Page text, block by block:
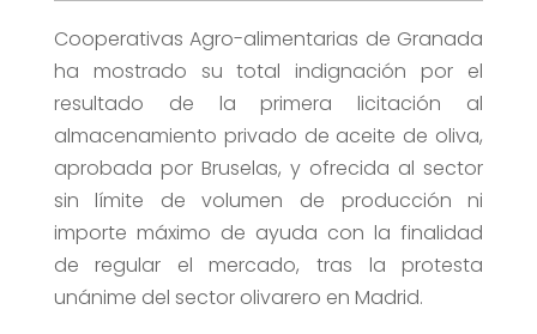
Cooperativas Agro-alimentarias de Granada
ha mostrado su total indignación por el
resultado de la primera licitación al
almacenamiento privado de aceite de oliva,
aprobada por Bruselas, y ofrecida al sector
sin límite de volumen de producción ni
importe máximo de ayuda con la finalidad
de regular el mercado, tras la protesta
unánime del sector olivarero en Madrid.